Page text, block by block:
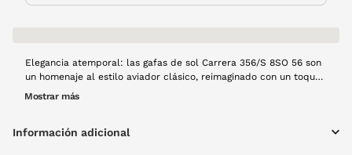
Elegancia atemporal: las gafas de sol Carrera 356/S 8SO 56 son
un homenaje al estilo aviador clásico, reimaginado con un toque
contemporáneo. Su montura de metal dorada, combina con las
complemente cualquier outfit.
Mostrar más
Información adicional